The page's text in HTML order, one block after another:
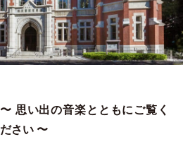
〜 思い出の音楽とともにご覧く
ださい 〜